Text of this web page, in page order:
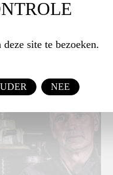
site te bezoeken.
NEE